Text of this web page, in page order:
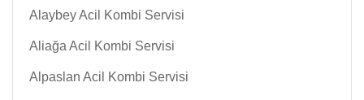
Alaybey Acil Kombi Servisi
Aliağa Acil Kombi Servisi
Alpaslan Acil Kombi Servisi